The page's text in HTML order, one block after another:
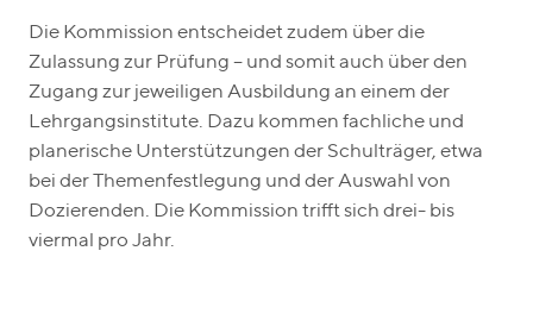
Die Kommission entscheidet zudem über die
Zulassung zur Prüfung – und somit auch über den
Zugang zur jeweiligen Ausbildung an einem der
Lehrgangsinstitute. Dazu kommen fachliche und
planerische Unterstützungen der Schulträger, etwa
bei der Themenfestlegung und der Auswahl von
Dozierenden. Die Kommission trifft sich drei- bis
viermal pro Jahr.